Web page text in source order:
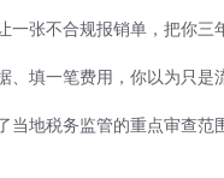
张不合规报销单，把你三
、填一笔费用，你以为只是
当地税务监管的重点审查范